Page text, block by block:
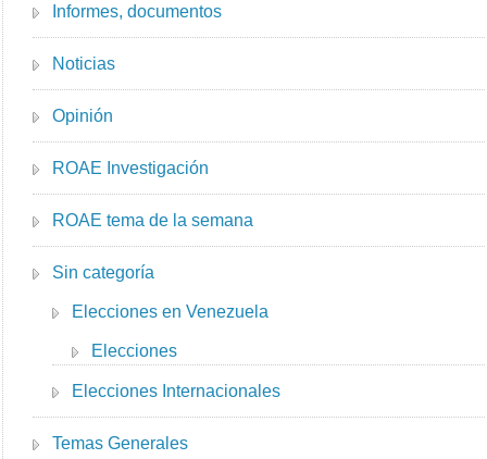
Informes, documentos
Noticias
Opinión
ROAE Investigación
ROAE tema de la semana
Sin categoría
Elecciones en Venezuela
Elecciones
Elecciones Internacionales
Temas Generales